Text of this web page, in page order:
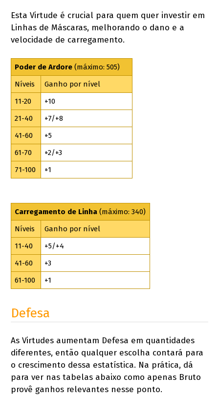
Esta Virtude é crucial para quem quer investir em
Linhas de Máscaras, melhorando o dano e a
velocidade de carregamento.
Poder de Ardore (máximo: 505)
Níveis
Ganho por nível
11-20
+10
21-40
+7/+8
41-60
+5
61-70
+2/+3
71-100
+1
Carregamento de Linha (máximo: 340)
Níveis
Ganho por nível
11-40
+5/+4
41-60
+3
61-100
+1
Defesa
As Virtudes aumentam Defesa em quantidades
diferentes, então qualquer escolha contará para
o crescimento dessa estatística. Na prática, dá
para ver nas tabelas abaixo como apenas Bruto
provê ganhos relevantes nesse ponto.